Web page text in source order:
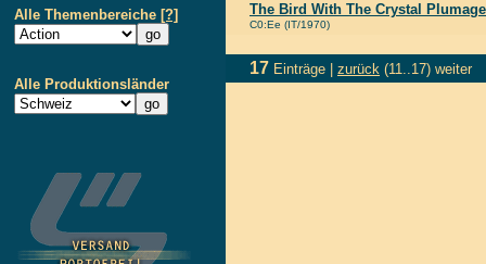
Alle Themenbereiche [?]
Alle Produktionsländer
The Bird With The Crystal
C0:Ee (IT/1970)
17 Einträge | zurück (11..17) weiter